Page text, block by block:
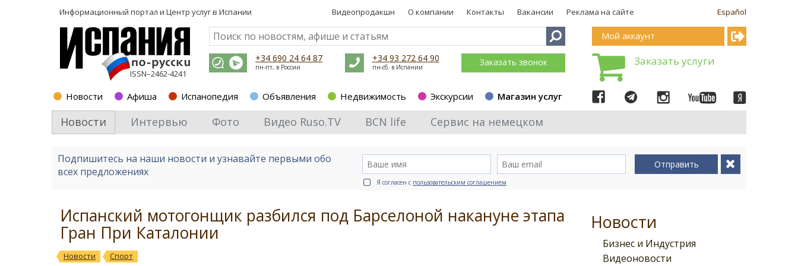
Информационный портал и Центр услуг в Испании Español
Видеопродакшн О компании Контакты Вакансии Реклама на сайте
ISSN–2462-4241
+34 690 24 64 87
пн-пт, в России
+34 93 272 64 90
пн-сб. в Испании Заказать звонок
Новости Афиша Испанопедия Объявления Недвижимость Экскурсии Магазин услуг
Мой аккаунт
Заказать услуги
Новости Интервью Фото Видео Ruso.TV BCN life Сервис на немецком
Подпишитесь на наши новости и узнавайте первыми обо
всех предложениях
Отправить
Я согласен с пользовательским соглашением
Новости
Бизнес и Индустрия
Видеоновости
Испанский мотогонщик разбился под Барселоной накануне этапа
Гран При Каталонии
Новости Спорт